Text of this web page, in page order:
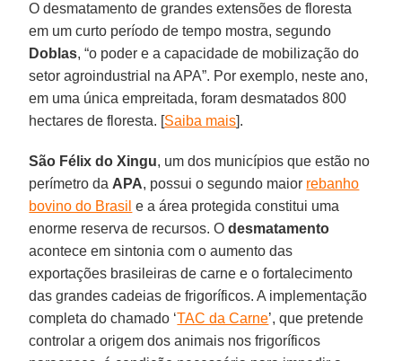
O desmatamento de grandes extensões de floresta
em um curto período de tempo mostra, segundo
Doblas, “o poder e a capacidade de mobilização do
setor agroindustrial na APA”. Por exemplo, neste ano,
em uma única empreitada, foram desmatados 800
hectares de floresta. [Saiba mais].
São Félix do Xingu, um dos municípios que estão no
perímetro da APA, possui o segundo maior rebanho
bovino do Brasil e a área protegida constitui uma
enorme reserva de recursos. Odesmatamento
acontece em sintonia com o aumento das
exportações brasileiras de carne e o fortalecimento
das grandes cadeias de frigoríficos. A implementação
completa do chamado ‘TAC da Carne’, que pretende
controlar a origem dos animais nos frigoríficos